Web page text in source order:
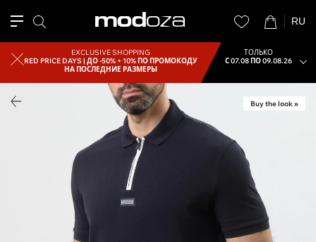
RU
EXCLUSIVE SHOPPING
RED PRICE DAYS |ДО -50% + 10% ПО ПРОМОКОДУ
НА ПОСЛЕДНИЕ РАЗМЕРЫ
ТОЛЬКО
С 07.08 ПО 09.08.26
Buy the look »